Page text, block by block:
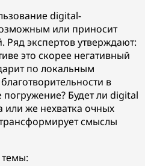
digital-
или приносит
экспертов утверждают:
это скорее негативный
по локальным
в
Будет ли digital
или же нехватка очных
смыслы
темы: